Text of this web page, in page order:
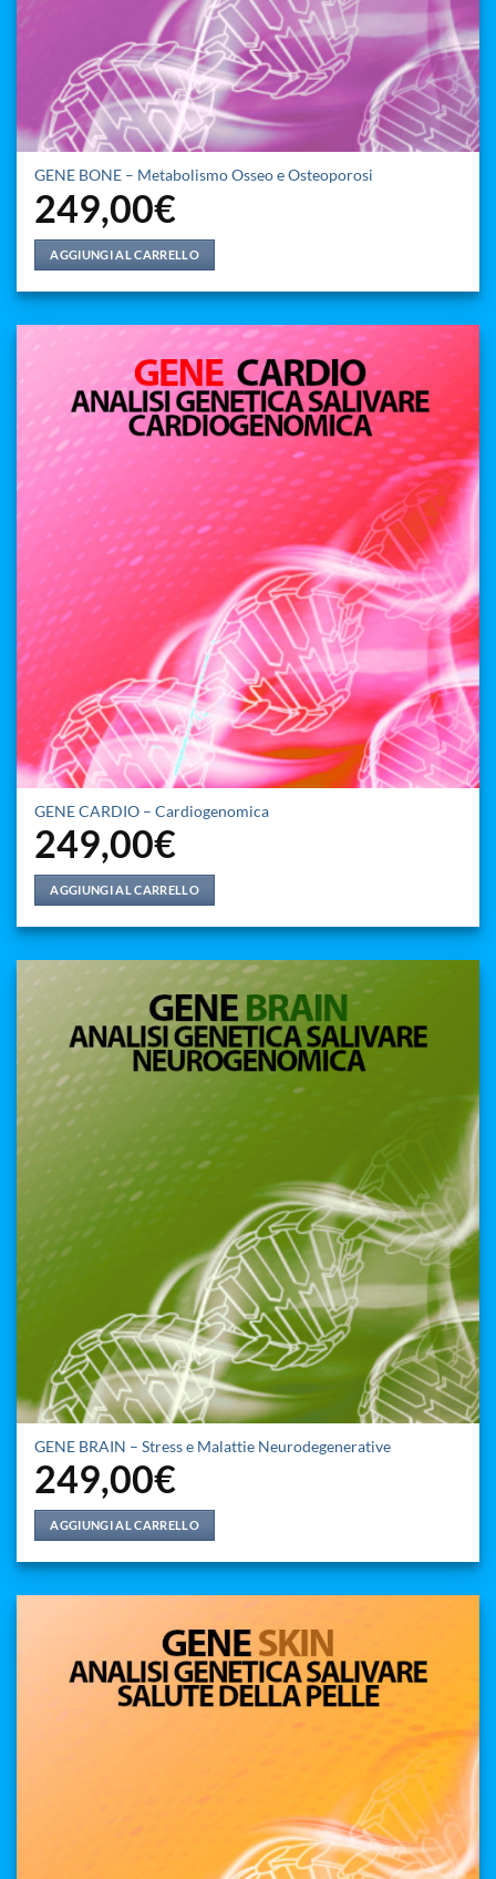
GENE BONE – Metabolismo Osseo e Osteoporosi
249,00€
AGGIUNGI AL CARRELLO
GENE CARDIO – Cardiogenomica
249,00€
AGGIUNGI AL CARRELLO
GENE BRAIN – Stress e Malattie Neurodegenerative
249,00€
AGGIUNGI AL CARRELLO